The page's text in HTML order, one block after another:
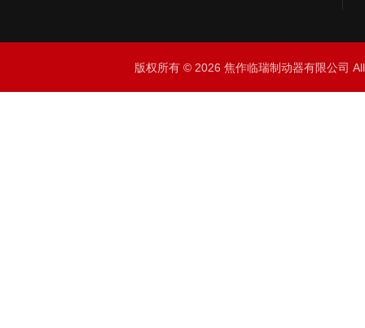
版权所有 © 2026 焦作临瑞制动器有限公